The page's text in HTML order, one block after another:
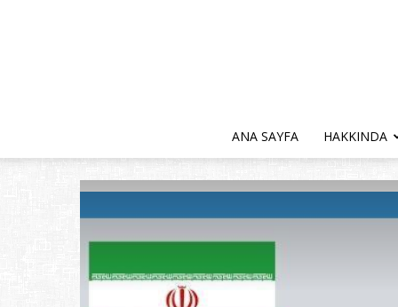
ANA SAYFA HAKKINDA